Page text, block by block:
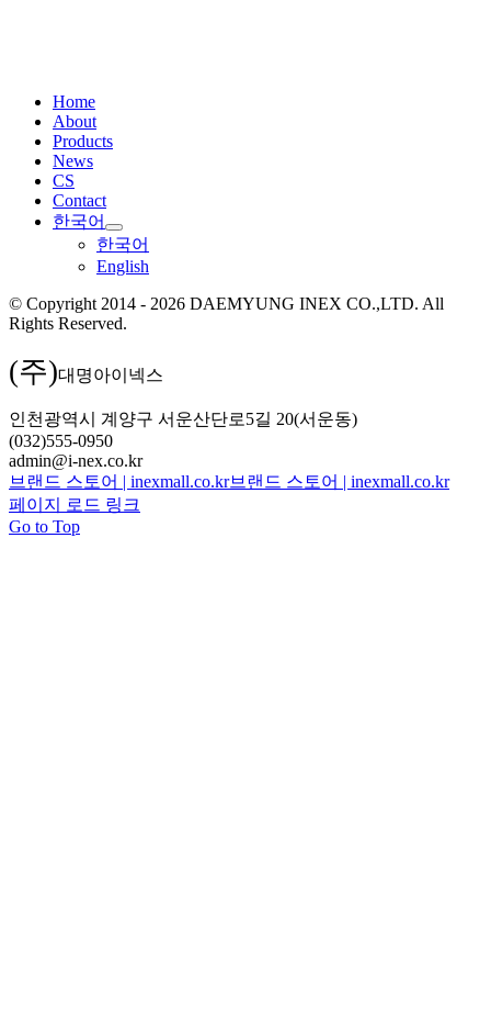
Home
About
Products
News
CS
Contact
한국어
한국어
English
© Copyright 2014 - 2026 DAEMYUNG INEX CO.,LTD. All
Rights Reserved.
(주)대명아이넥스
인천광역시 계양구 서운산단로5길 20(서운동)
(032)555-0950
admin@i-nex.co.kr
브랜드 스토어 | inexmall.co.kr브랜드 스토어 | inexmall.co.kr
페이지 로드 링크
Go to Top